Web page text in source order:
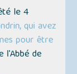
le 4
qui avez
pour être
l'Abbé de